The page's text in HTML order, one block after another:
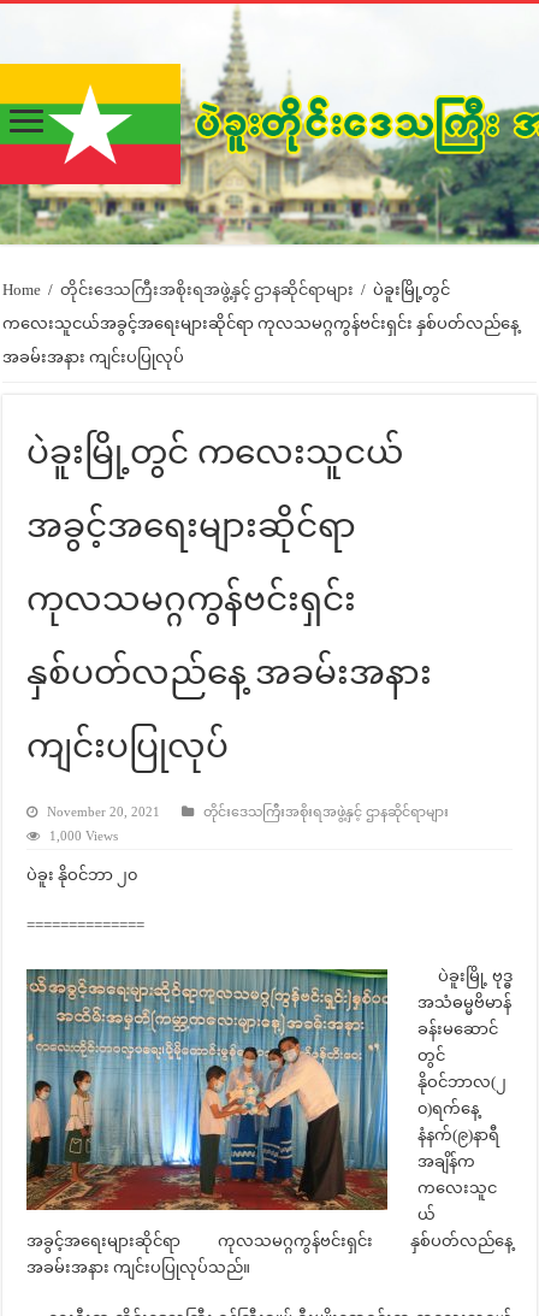
Home / တိုင်းဒေသကြီးအစိုးရအဖွဲ့နှင့် ဌာနဆိုင်ရာများ / ပဲခူးမြို့တွင်
ကလေးသူငယ်အခွင့်အရေးများဆိုင်ရာ ကုလသမဂ္ဂကွန်ဗင်းရှင်း နှစ်ပတ်လည်နေ့
အခမ်းအနား ကျင်းပပြုလုပ်
ပဲခူးမြို့တွင် ကလေးသူငယ်
အခွင့်အရေးများဆိုင်ရာ
ကုလသမဂ္ဂကွန်ဗင်းရှင်း
နှစ်ပတ်လည်နေ့ အခမ်းအနား
ကျင်းပပြုလုပ်
November 20, 2021
တိုင်းဒေသကြီးအစိုးရအဖွဲ့နှင့် ဌာနဆိုင်ရာများ
1,000 Views
ပဲခူး နိုဝင်ဘာ ၂၀
==============
ပဲခူးမြို့ ဗုဒ္ဓ
အသံဓမ္မဗိမာန်
ခန်းမဆောင်
တွင်
နိုဝင်ဘာလ(၂
၀)ရက်နေ့
နံနက်(၉)နာရီ
အချိန်က
ကလေးသူင
ယ်
အခွင့်အရေးများဆိုင်ရာ ကုလသမဂ္ဂကွန်ဗင်းရှင်း နှစ်ပတ်လည်နေ့
အခမ်းအနား ကျင်းပပြုလုပ်သည်။